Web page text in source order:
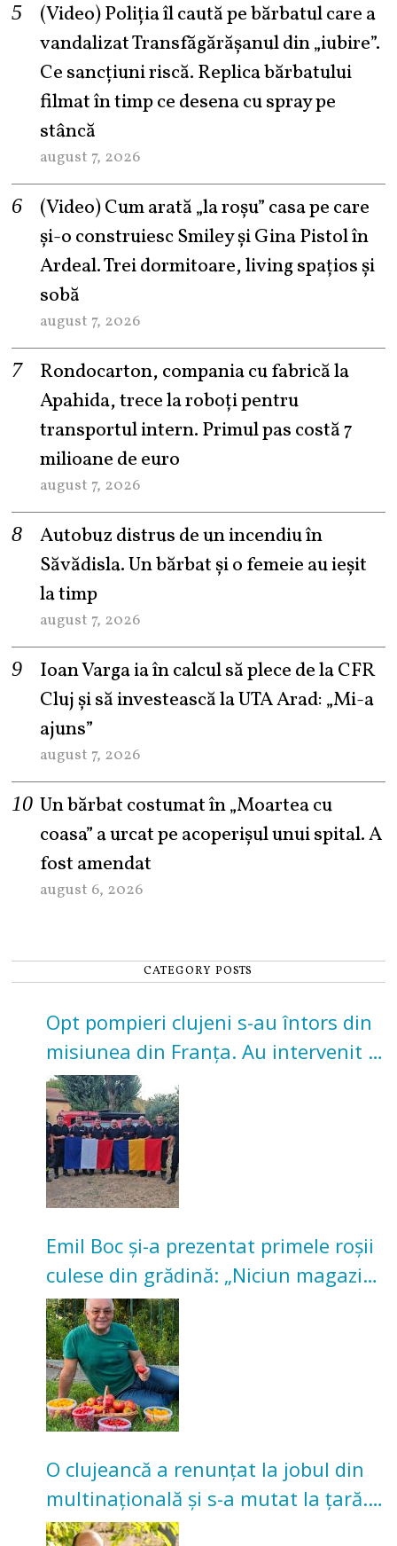
(Video) Poliția îl caută pe bărbatul care a
vandalizat Transfăgărășanul din „iubire”.
Ce sancțiuni riscă. Replica bărbatului
filmat în timp ce desena cu spray pe
stâncă
august 7, 2026
(Video) Cum arată „la roşu” casa pe care
şi-o construiesc Smiley şi Gina Pistol în
Ardeal. Trei dormitoare, living spațios și
sobă
august 7, 2026
Rondocarton, compania cu fabrică la
Apahida, trece la roboți pentru
transportul intern. Primul pas costă 7
milioane de euro
august 7, 2026
Autobuz distrus de un incendiu în
Săvădisla. Un bărbat și o femeie au ieșit
la timp
august 7, 2026
Ioan Varga ia în calcul să plece de la CFR
Cluj și să investească la UTA Arad: „Mi-a
ajuns”
august 7, 2026
Un bărbat costumat în „Moartea cu
coasa” a urcat pe acoperișul unui spital. A
fost amendat
august 6, 2026
CATEGORY POSTS
Opt pompieri clujeni s-au întors din
misiunea din Franța. Au intervenit la
incendii de vegetație și pădure
Emil Boc și-a prezentat primele roșii
culese din grădină: „Niciun magazin
nu poate oferi această satisfacție”
O clujeancă a renunțat la jobul din
multinațională și s-a mutat la țară.
Acum cultivă legume în grădina